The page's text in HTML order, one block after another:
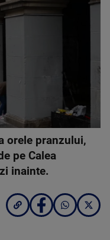
orele pranzului,
pe Calea
inainte.